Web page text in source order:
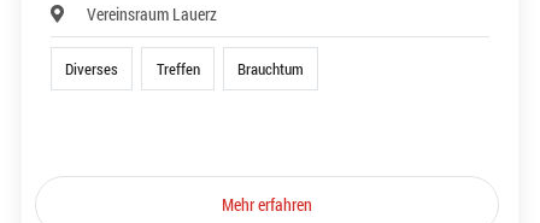
Vereinsraum Lauerz
Diverses Treffen Brauchtum
Mehr erfahren